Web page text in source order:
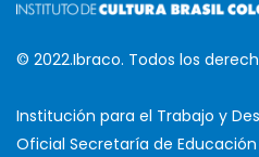
© 2022.Ibraco. Todos los
Institución para el Trabajo y
Oficial Secretaría de